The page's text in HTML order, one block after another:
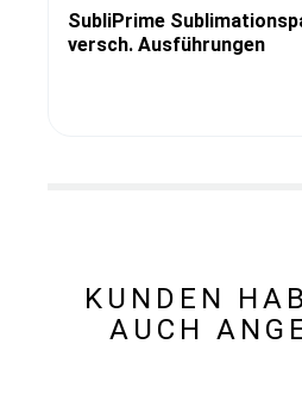
SubliPrime
versch. Ausführungen
KUNDEN
AUCH